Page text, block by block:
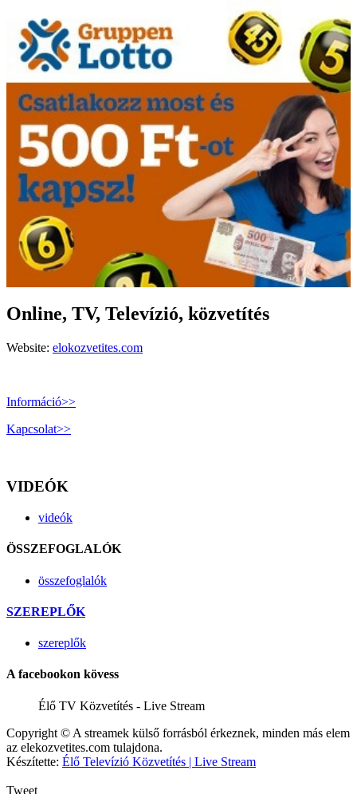
Online, TV, Televízió, közvetítés
Website: elokozvetites.com
Információ>>
Kapcsolat>>
VIDEÓK
videók
ÖSSZEFOGLALÓK
összefoglalók
SZEREPLŐK
szereplők
A facebookon kövess
Élő TV Közvetítés - Live Stream
Copyright © A streamek külső forrásból érkeznek, minden más elem
az elekozvetites.com tulajdona.
Készítette: Élő Televízió Közvetítés | Live Stream
Tweet